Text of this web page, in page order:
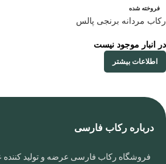
فروخته شده
رکاب مردانه برنجی پالس
در انبار موجود نیست
اطلاعات بیشتر
درباره رکاب فارسی
فروشگاه رکاب فارسی عرضه و تولید کننده